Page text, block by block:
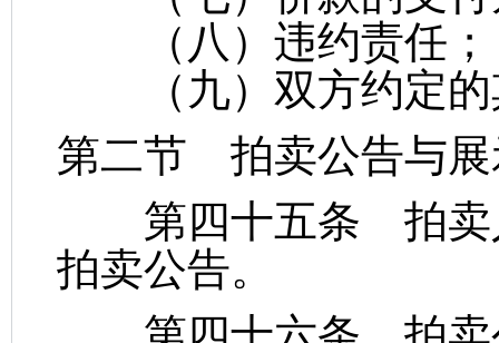
（八）违约责任；
（九）双方约定的
第二节 拍卖公告与展
第四十五条 拍卖
拍卖公告。